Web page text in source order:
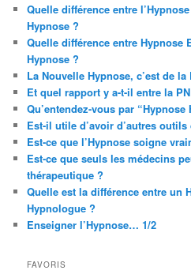
Quelle différence entre
Hypnose ?
Quelle différence entre Hypnose
Hypnose ?
La Nouvelle Hypnose, c’est de la
Et quel rapport y a-t-il entre la
Qu’entendez-vous par “Hypnose
Est-il utile d’avoir d’autres outils
Est-ce que l’Hypnose soigne
Est-ce que seuls les médecins
thérapeutique ?
Quelle est la différence entre un
Hypnologue ?
Enseigner l’Hypnose… 1/2
FAVORIS